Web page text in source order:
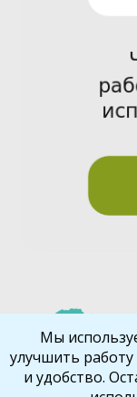
vio
Мы
улучшить
и удобство.